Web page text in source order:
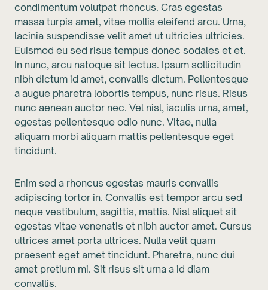
condimentum volutpat rhoncus. Cras egestas
massa turpis amet, vitae mollis eleifend arcu. Urna,
lacinia suspendisse velit amet ut ultricies ultricies.
Euismod eu sed risus tempus donec sodales et et.
In nunc, arcu natoque sit lectus. Ipsum sollicitudin
nibh dictum id amet, convallis dictum. Pellentesque
a augue pharetra lobortis tempus, nunc risus. Risus
nunc aenean auctor nec. Vel nisl, iaculis urna, amet,
egestas pellentesque odio nunc. Vitae, nulla
aliquam morbi aliquam mattis pellentesque eget
tincidunt.
Enim sed a rhoncus egestas mauris convallis
adipiscing tortor in. Convallis est tempor arcu sed
neque vestibulum, sagittis, mattis. Nisl aliquet sit
egestas vitae venenatis et nibh auctor amet. Cursus
ultrices amet porta ultrices. Nulla velit quam
praesent eget amet tincidunt. Pharetra, nunc dui
amet pretium mi. Sit risus sit urna a id diam
convallis.